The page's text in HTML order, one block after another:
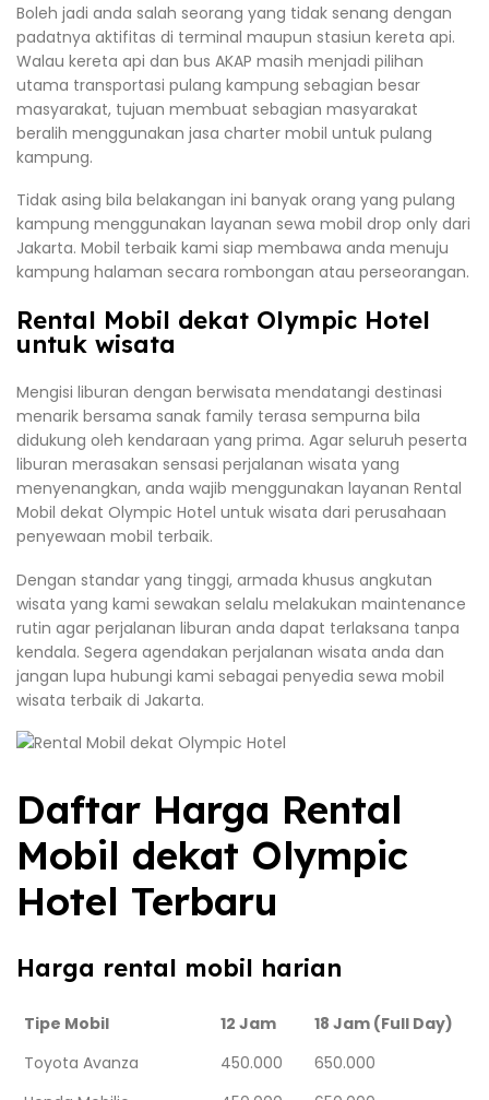
Boleh jadi anda salah seorang yang tidak senang dengan
padatnya aktifitas di terminal maupun stasiun kereta api.
Walau kereta api dan bus AKAP masih menjadi pilihan
utama transportasi pulang kampung sebagian besar
masyarakat, tujuan membuat sebagian masyarakat
beralih menggunakan jasa charter mobil untuk pulang
kampung.
Tidak asing bila belakangan ini banyak orang yang pulang
kampung menggunakan layanan sewa mobil drop only dari
Jakarta. Mobil terbaik kami siap membawa anda menuju
kampung halaman secara rombongan atau perseorangan.
Rental Mobil dekat Olympic Hotel
untuk wisata
Mengisi liburan dengan berwisata mendatangi destinasi
menarik bersama sanak family terasa sempurna bila
didukung oleh kendaraan yang prima. Agar seluruh peserta
liburan merasakan sensasi perjalanan wisata yang
menyenangkan, anda wajib menggunakan layanan Rental
Mobil dekat Olympic Hotel untuk wisata dari perusahaan
penyewaan mobil terbaik.
Dengan standar yang tinggi, armada khusus angkutan
wisata yang kami sewakan selalu melakukan maintenance
rutin agar perjalanan liburan anda dapat terlaksana tanpa
kendala. Segera agendakan perjalanan wisata anda dan
jangan lupa hubungi kami sebagai penyedia sewa mobil
wisata terbaik di Jakarta.
Daftar Harga Rental
Mobil dekat Olympic
Hotel Terbaru
Harga rental mobil harian
Tipe Mobil 12 Jam
18 Jam (Full Day)
Toyota Avanza
450.000
650.000